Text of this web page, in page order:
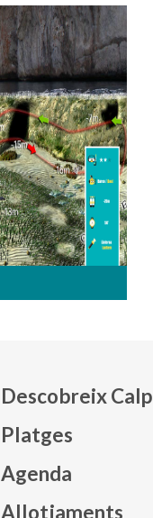
Descobreix Calp
Platges
Agenda
Allotjaments